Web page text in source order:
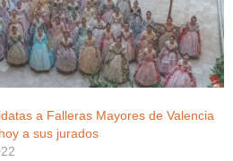
a Falleras Mayores de Valencia
a sus jurados